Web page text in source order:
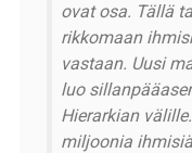
ovat osa. Tällä
rikkomaan
vastaan. Uusi
luo
Hierarkian
miljoonia